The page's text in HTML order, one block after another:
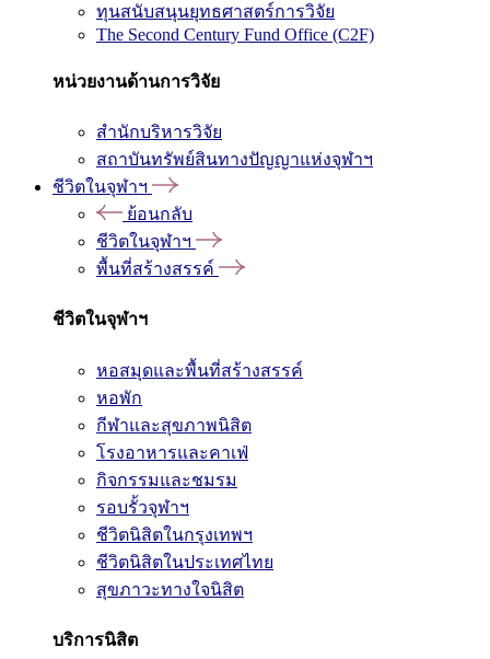
ทุนสนับสนุนยุทธศาสตร์การวิจัย
The Second Century Fund Office (C2F)
หน่วยงานด้านการวิจัย
สำนักบริหารวิจัย
สถาบันทรัพย์สินทางปัญญาแห่งจุฬาฯ
ชีวิตในจุฬาฯ
ย้อนกลับ
ชีวิตในจุฬาฯ
พื้นที่สร้างสรรค์
ชีวิตในจุฬาฯ
หอสมุดและพื้นที่สร้างสรรค์
หอพัก
กีฬาและสุขภาพนิสิต
โรงอาหารและคาเฟ่
กิจกรรมและชมรม
รอบรั้วจุฬาฯ
ชีวิตนิสิตในกรุงเทพฯ
ชีวิตนิสิตในประเทศไทย
สุขภาวะทางใจนิสิต
บริการนิสิต